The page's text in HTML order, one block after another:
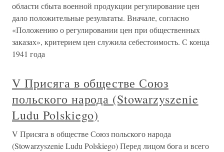
области сбыта военной продукции регулирование цен
дало положительные результаты. Вначале, согласно
«Положению о регулировании цен при общественных
заказах», критерием цен служила себестоимость. С конца
1941 года
V Присяга в обществе Союз
польского народа (Stowarzyszenie
Ludu Polskiego)
V Присяга в обществе Союз польского народа
(Stowarzyszenie Ludu Polskiego) Перед лицом бога и всего